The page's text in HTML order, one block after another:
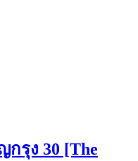
กรุง 30 [The